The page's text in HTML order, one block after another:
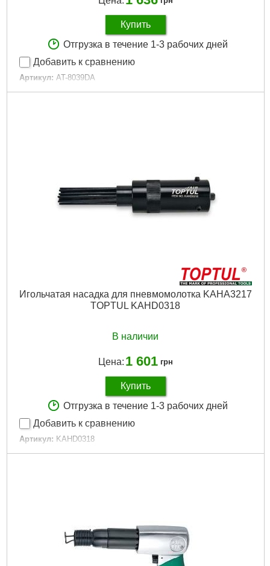
Купить
Отгрузка в течение 1-3 рабочих дней
Добавить к сравнению
Артикул: AT-8039DA
Код товара: 30.58.24
Игольчатая насадка для пневмомолотка KAHA3217
TOPTUL KAHD0318
В наличии
Цена: 1 601 грн
Купить
Отгрузка в течение 1-3 рабочих дней
Добавить к сравнению
Артикул: KAHD0318
Код товара: 30.58.37